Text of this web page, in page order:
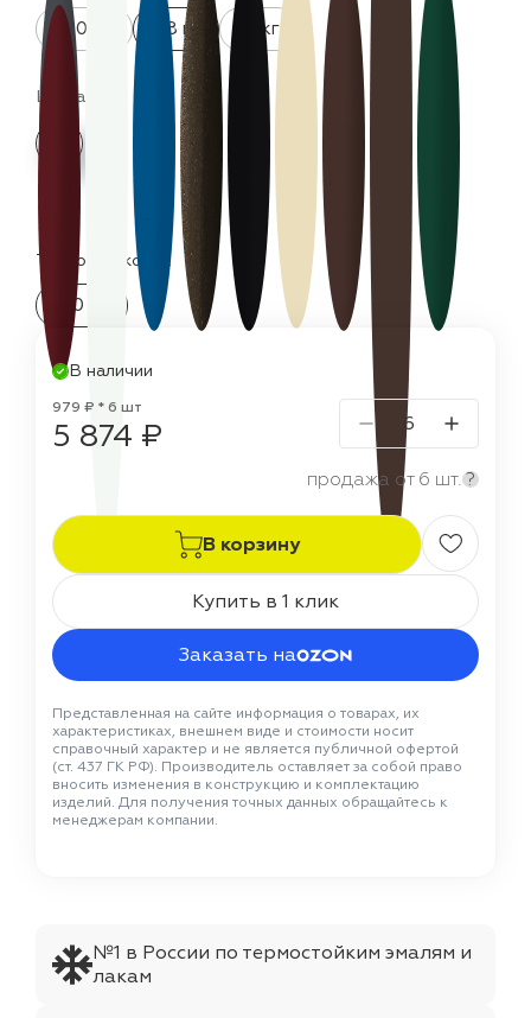
520 мл 0.8 кг 10 кг
Цвета:
Термостойкость:
150 °C
В наличии
979 ₽ * 6 шт
5 874 ₽
продажа от 6 шт. ?
В корзину
Купить в 1 клик
Заказать на
Представленная на сайте информация о товарах, их
характеристиках, внешнем виде и стоимости носит
справочный характер и не является публичной офертой
(ст. 437 ГК РФ). Производитель оставляет за собой право
вносить изменения в конструкцию и комплектацию
изделий. Для получения точных данных обращайтесь к
менеджерам компании.
№1 в России по термостойким эмалям и
лакам